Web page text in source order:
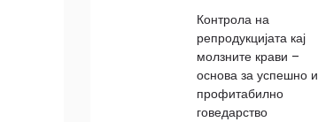
Контрола на
репродукцијата кај
молзните крави –
основа за успешно и
профитабилно
говедарство